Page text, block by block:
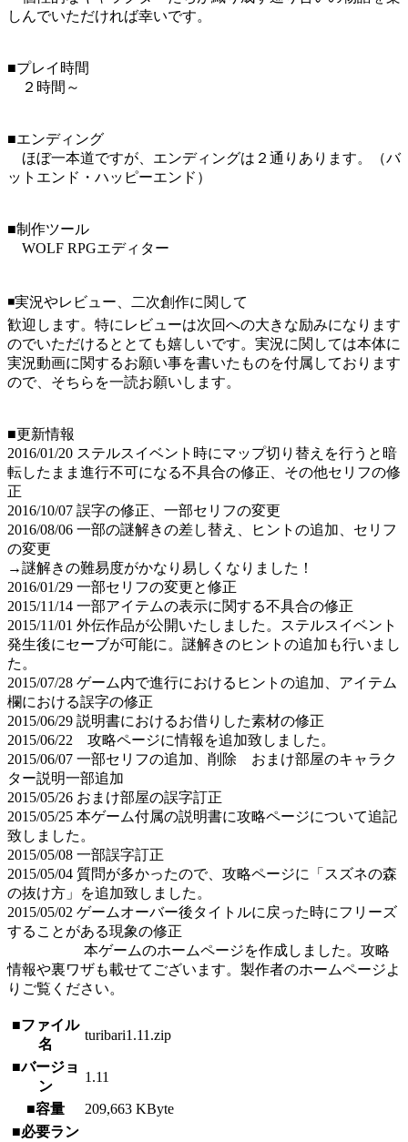
しんでいただければ幸いです。
■プレイ時間
２時間～
■エンディング
ほぼ一本道ですが、エンディングは２通りあります。（バ
ットエンド・ハッピーエンド）
■制作ツール
WOLF RPGエディター
◾️実況やレビュー、二次創作に関して
歓迎します。特にレビューは次回への大きな励みになります
のでいただけるととても嬉しいです。実況に関しては本体に
実況動画に関するお願い事を書いたものを付属しております
ので、そちらを一読お願いします。
■更新情報
2016/01/20 ステルスイベント時にマップ切り替えを行うと暗
転したまま進行不可になる不具合の修正、その他セリフの修
正
2016/10/07 誤字の修正、一部セリフの変更
2016/08/06 一部の謎解きの差し替え、ヒントの追加、セリフ
の変更
→謎解きの難易度がかなり易しくなりました！
2016/01/29 一部セリフの変更と修正
2015/11/14 一部アイテムの表示に関する不具合の修正
2015/11/01 外伝作品が公開いたしました。ステルスイベント
発生後にセーブが可能に。謎解きのヒントの追加も行いまし
た。
2015/07/28 ゲーム内で進行におけるヒントの追加、アイテム
欄における誤字の修正
2015/06/29 説明書におけるお借りした素材の修正
2015/06/22 攻略ページに情報を追加致しました。
2015/06/07 一部セリフの追加、削除 おまけ部屋のキャラク
ター説明一部追加
2015/05/26 おまけ部屋の誤字訂正
2015/05/25 本ゲーム付属の説明書に攻略ページについて追記
致しました。
2015/05/08 一部誤字訂正
2015/05/04 質問が多かったので、攻略ページに「スズネの森
の抜け方」を追加致しました。
2015/05/02 ゲームオーバー後タイトルに戻った時にフリーズ
することがある現象の修正
本ゲームのホームページを作成しました。攻略
情報や裏ワザも載せてございます。製作者のホームページよ
りご覧ください。
■ファイル
名
turibari1.11.zip
■バージョ
ン
1.11
■容量
209,663 KByte
■必要ラン